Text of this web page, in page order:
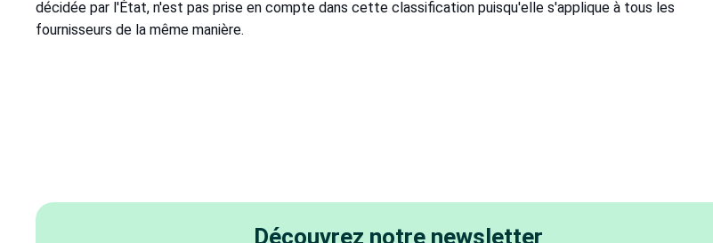
décidée par l'État, n'est pas prise en compte dans cette classification puisqu'elle s'applique à tous les
fournisseurs de la même manière.
Découvrez notre newsletter